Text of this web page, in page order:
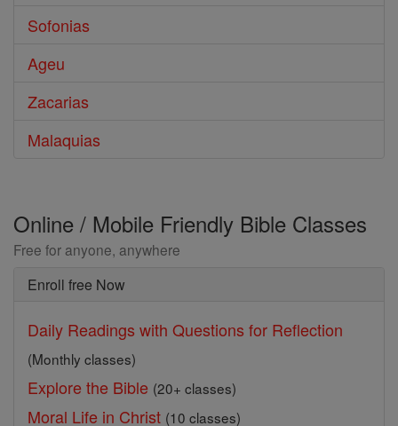
Sofonias
Ageu
Zacarias
Malaquias
Online / Mobile Friendly Bible Classes
Free for anyone, anywhere
Enroll free Now
Daily Readings with Questions for Reflection
(Monthly classes)
Explore the Bible (20+ classes)
Moral Life in Christ (10 classes)